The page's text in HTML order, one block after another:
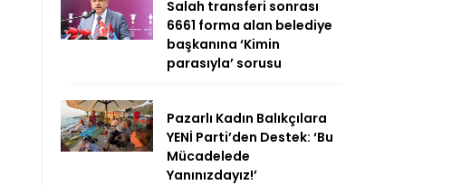
Salah transferi sonrası
6661 forma alan belediye
başkanına ‘Kimin
parasıyla’ sorusu
Pazarlı Kadın Balıkçılara
YENİ Parti’den Destek: ‘Bu
Mücadelede
Yanınızdayız!’